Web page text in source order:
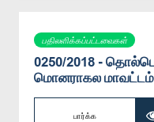
பதிலளிக்கப்பட்டவைகள்
0250/2018 -
மொனராகல மாவட்டம்
பார்க்க